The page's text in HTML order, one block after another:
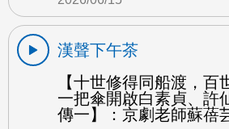
漢聲下午茶
【十世修得同船渡，百
一把傘開啟白素貞、許
傳一】：京劇老師蘇蓓